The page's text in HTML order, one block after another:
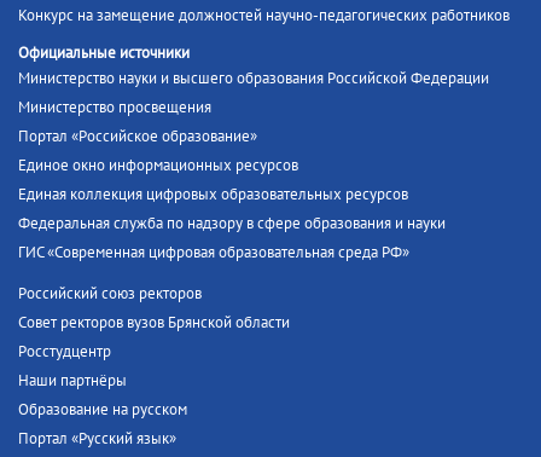
Конкурс на замещение должностей научно-педагогических работников
Официальные источники
Министерство науки и высшего образования Российской Федерации
Министерство просвещения
Портал «Российское образование»
Единое окно информационных ресурсов
Единая коллекция цифровых образовательных ресурсов
Федеральная служба по надзору в сфере образования и науки
ГИС «Современная цифровая образовательная среда РФ»
Российский союз ректоров
Совет ректоров вузов Брянской области
Росстудцентр
Наши партнёры
Образование на русском
Портал «Русский язык»